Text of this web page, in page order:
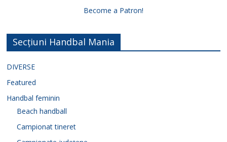
Become a Patron!
Secțiuni Handbal Mania
DIVERSE
Featured
Handbal feminin
Beach handball
Campionat tineret